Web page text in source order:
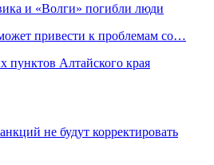
и «Волги» погибли люди
привести к проблемам со…
пунктов Алтайского края
не будут корректировать